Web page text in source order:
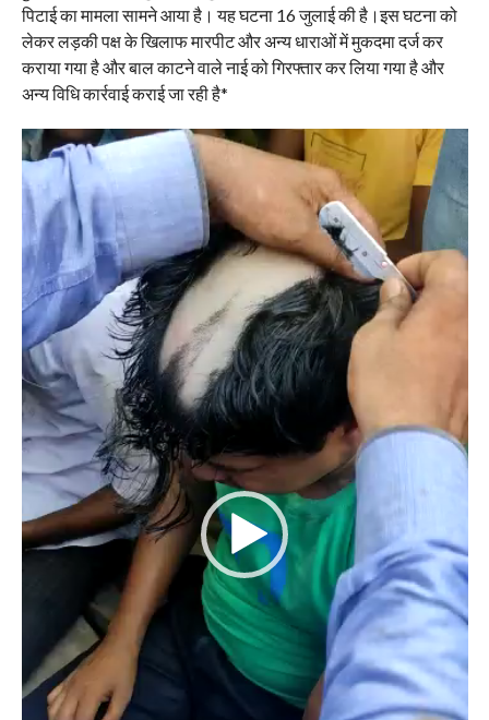
पिटाई का मामला सामने आया है। यह घटना 16 जुलाई की है।इस घटना को
लेकर लड़की पक्ष के खिलाफ मारपीट और अन्य धाराओं में मुकदमा दर्ज कर
कराया गया है और बाल काटने वाले नाई को गिरफ्तार कर लिया गया है और
अन्य विधि कार्रवाई कराई जा रही है*
Video
Player